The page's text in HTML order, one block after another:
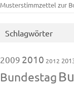
Musterstimmzettel zur
Schlagwörter
2009 2010 2012
Bundestag